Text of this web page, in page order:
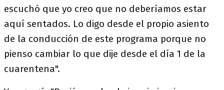
escuchó que yo creo que no deberíamos estar
aquí sentados. Lo digo desde el propio asiento
de la conducción de este programa porque no
pienso cambiar lo que dije desde el día 1 de la
cuarentena".